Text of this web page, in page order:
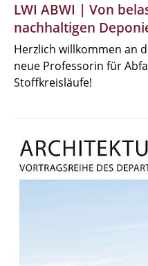
LWI ABWI | Von
nachhaltigen
Herzlich willkommen an
neue Professorin für
Stoffkreisläufe!